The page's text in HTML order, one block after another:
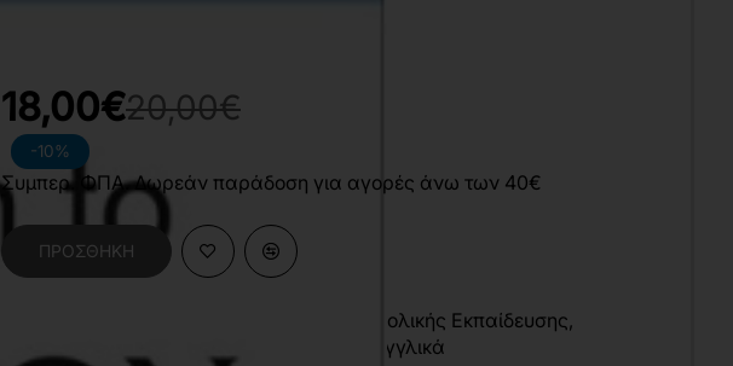
-10%
18,00€20,00€
Συμπερ. ΦΠΑ. Δωρεάν παράδοση για αγορές άνω των 40€
ΠΡΟΣΘΉΚΗ
Προσχολικής Εκπαίδευσης,
Αγγλικά